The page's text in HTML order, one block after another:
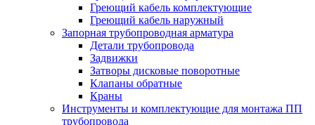
Греющий кабель комплектующие
Греющий кабель наружный
Запорная трубопроводная арматура
Детали трубопровода
Задвижки
Затворы дисковые поворотные
Клапаны обратные
Краны
Инструменты и комплектующие для монтажа ПП
трубопровода